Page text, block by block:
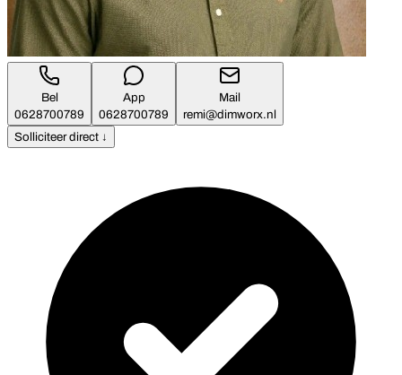
Bel
0628700789
App
0628700789
Mail
remi@dimworx.nl
Solliciteer direct ↓